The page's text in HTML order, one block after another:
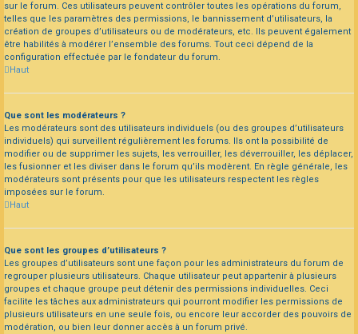
sur le forum. Ces utilisateurs peuvent contrôler toutes les opérations du forum,
telles que les paramètres des permissions, le bannissement d’utilisateurs, la
création de groupes d’utilisateurs ou de modérateurs, etc. Ils peuvent également
être habilités à modérer l’ensemble des forums. Tout ceci dépend de la
configuration effectuée par le fondateur du forum.
Haut
Que sont les modérateurs ?
Les modérateurs sont des utilisateurs individuels (ou des groupes d’utilisateurs
individuels) qui surveillent régulièrement les forums. Ils ont la possibilité de
modifier ou de supprimer les sujets, les verrouiller, les déverrouiller, les déplacer,
les fusionner et les diviser dans le forum qu’ils modèrent. En règle générale, les
modérateurs sont présents pour que les utilisateurs respectent les règles
imposées sur le forum.
Haut
Que sont les groupes d’utilisateurs ?
Les groupes d’utilisateurs sont une façon pour les administrateurs du forum de
regrouper plusieurs utilisateurs. Chaque utilisateur peut appartenir à plusieurs
groupes et chaque groupe peut détenir des permissions individuelles. Ceci
facilite les tâches aux administrateurs qui pourront modifier les permissions de
plusieurs utilisateurs en une seule fois, ou encore leur accorder des pouvoirs de
modération, ou bien leur donner accès à un forum privé.